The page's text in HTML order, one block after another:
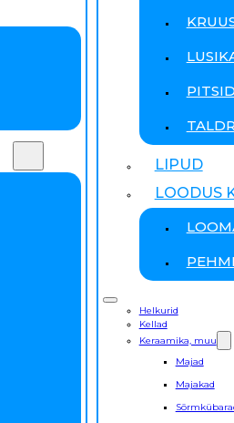
PITSID
LIPUD
LOODUS
Helkurid
Kellad
Keraamika, muu
Majad
Majakad